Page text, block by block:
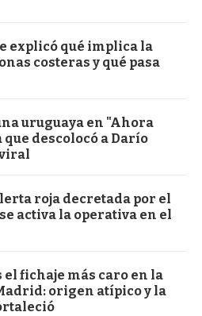
explicó qué implica la
costeras y qué pasa
uruguaya en "Ahora
descolocó a Darío
roja decretada por el
activa la operativa en el
el fichaje más caro en la
origen atípico y la